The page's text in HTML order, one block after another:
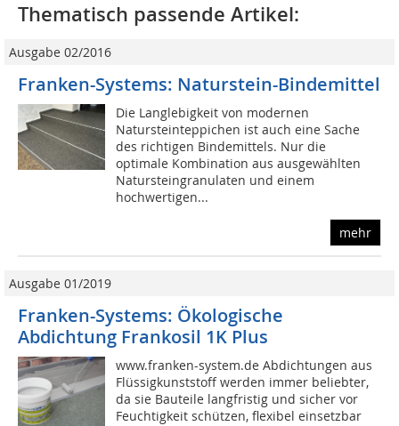
Thematisch passende Artikel:
Ausgabe 02/2016
Franken-Systems: Naturstein-Bindemittel
Die Langlebigkeit von modernen
Natursteinteppichen ist auch eine Sache
des richtigen Bindemittels. Nur die
optimale Kombination aus ausgewählten
Natursteingranulaten und einem
hochwertigen...
mehr
Ausgabe 01/2019
Franken-Systems: Ökologische
Abdichtung Frankosil 1K Plus
www.franken-system.de Abdichtungen aus
Flüssigkunststoff werden immer beliebter,
da sie Bauteile langfristig und sicher vor
Feuchtigkeit schützen, flexibel einsetzbar